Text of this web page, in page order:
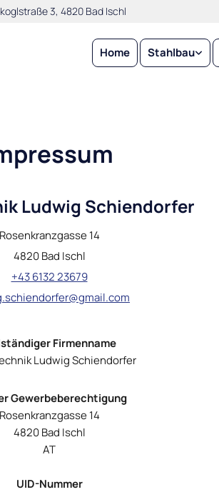
3, 4820 Bad Ischl
Home Stahlbau
Ludwig Schiendorfer
Rosenkranzgasse 14
4820 Bad Ischl
+43 6132 23679
Firmenname
Ludwig Schiendorfer
Gewerbeberechtigung
Rosenkranzgasse 14
4820 Bad Ischl
AT
UID-Nummer